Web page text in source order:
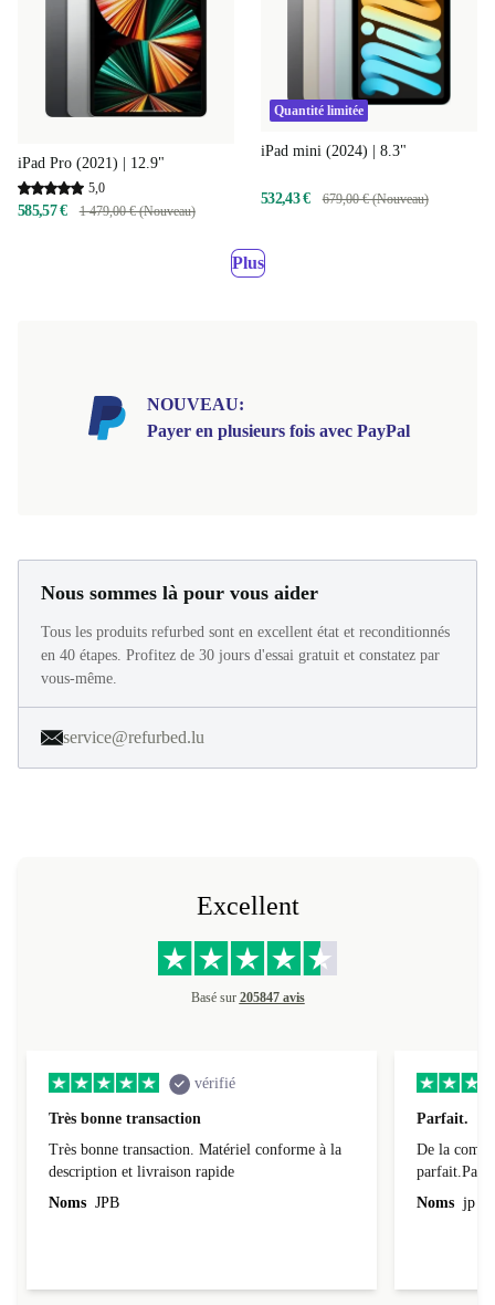
iPad Pro (2021) | 12.9"
5,0
585,57 € 1 479,00 € (Nouveau)
Quantité limitée
iPad mini (2024) | 8.3"
532,43 € 679,00 € (Nouveau)
Plus
NOUVEAU:
Payer en plusieurs fois avec PayPal
Nous sommes là pour vous aider
Tous les produits refurbed sont en excellent état et reconditionnés
en 40 étapes. Profitez de 30 jours d'essai gratuit et constatez par
vous-même.
service@refurbed.lu
Excellent
Basé sur 205847 avis
vérifié
Très bonne transaction
Très bonne transaction. Matériel conforme à la
description et livraison rapide
Noms JPB
Parfait.
De la
Noms jp